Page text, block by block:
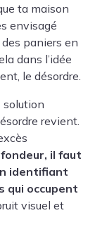
ta maison
envisagé
paniers en
dans l’idée
le désordre.
solution
revient.
il faut
identifiant
qui occupent
visuel et